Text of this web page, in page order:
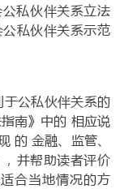
私伙伴关系立法
私伙伴关系示范
于公私伙伴关系的
南》中的 相应说
的 金融、监管、
并帮助读者评价
合当地情况的方